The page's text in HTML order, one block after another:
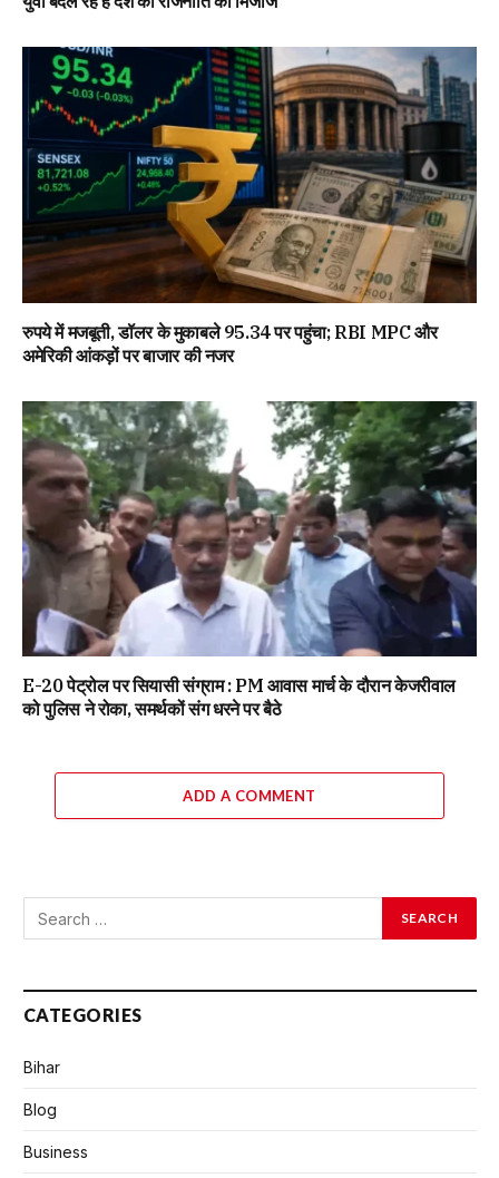
रुपये में मजबूती, डॉलर के मुकाबले 95.34 पर पहुंचा; RBI MPC और
अमेरिकी आंकड़ों पर बाजार की नजर
E-20 पेट्रोल पर सियासी संग्राम : PM आवास मार्च के दौरान केजरीवाल
को पुलिस ने रोका, समर्थकों संग धरने पर बैठे
ADD A COMMENT
CATEGORIES
Bihar
Blog
Business